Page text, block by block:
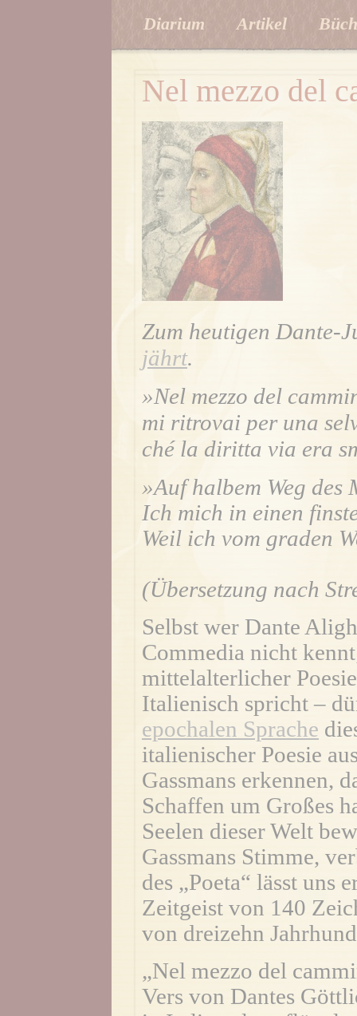
Diarium Artikel
Nel mezzo del
Zum heutigen Dante-
jährt.
»Nel mezzo del
mi ritrovai per una
ché la diritta via era
»Auf halbem Weg des
Ich mich in einen
Weil ich vom graden
(Übersetzung nach
Selbst wer Dante
Commedia nicht
mittelalterlicher
Italienisch spricht –
epochalen Sprache
italienischer Poesie
Gassmans erkennen,
Schaffen um Großes
Seelen dieser Welt
Gassmans Stimme,
des „Poeta“ lässt uns
Zeitgeist von 140
von dreizehn
„Nel mezzo del
Vers von Dantes